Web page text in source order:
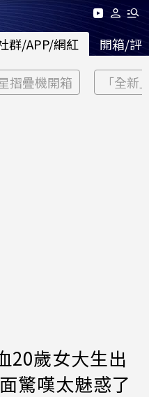
群/APP/網紅 開箱/評
摺疊機開箱 「全新
20歲女大生出
驚嘆太魅惑了